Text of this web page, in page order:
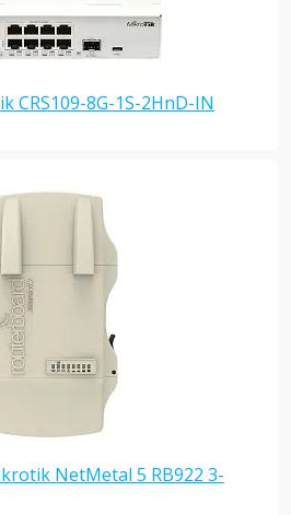
8G-1S-2HnD-IN
NetMetal 5 RB922 3-